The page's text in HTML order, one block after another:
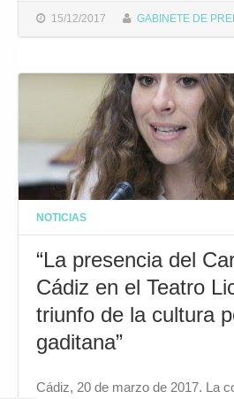
15/12/2017 GABINETE DE
NOTICIAS
“La presencia del
Cádiz en el Teatro
triunfo de la cultura
gaditana”
Cádiz, 20 de marzo de 2017. La